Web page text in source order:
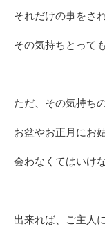
それだけの事をさ
その気持ちとって
ただ、その気持ち
お盆やお正月にお
会わなくてはいけ
出来れば、ご主人